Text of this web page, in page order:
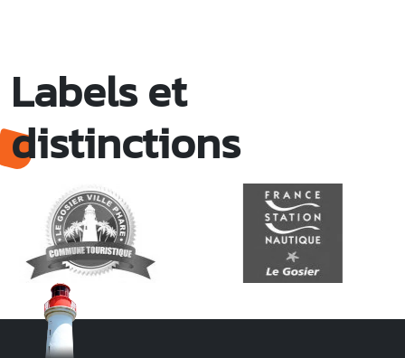
Labels et
distinctions